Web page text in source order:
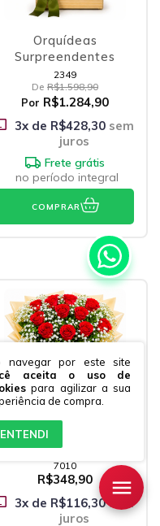
navegar por este site
aceita o uso de
para agilizar a sua
de compra.
ENTENDI
Orquídeas
Surpreendentes
2349
De R$1.598,90
Por R$1.284,90
3x de R$428,30sem
juros
Frete grátis
no período integral
COMPRAR
Adagietto -
Declaração de Amor
7010
R$348,90
3x de R$116,30sem
juros